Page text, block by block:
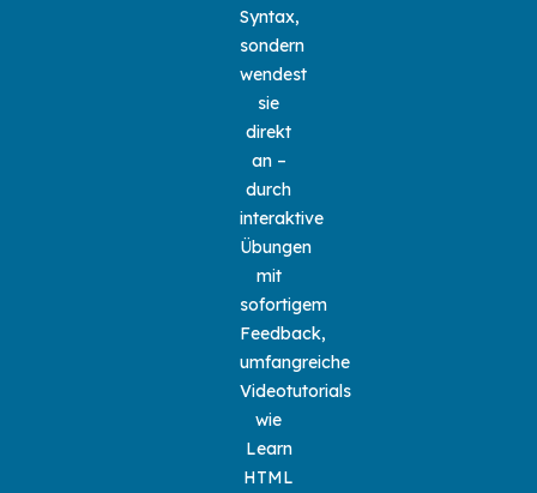
Syntax,
sondern
wendest
sie
direkt
an –
durch
interaktive
Übungen
mit
sofortigem
Feedback,
umfangreiche
Videotutorials
wie
Learn
HTML